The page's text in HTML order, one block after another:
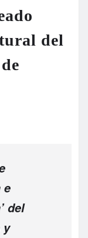
del
e
del
y